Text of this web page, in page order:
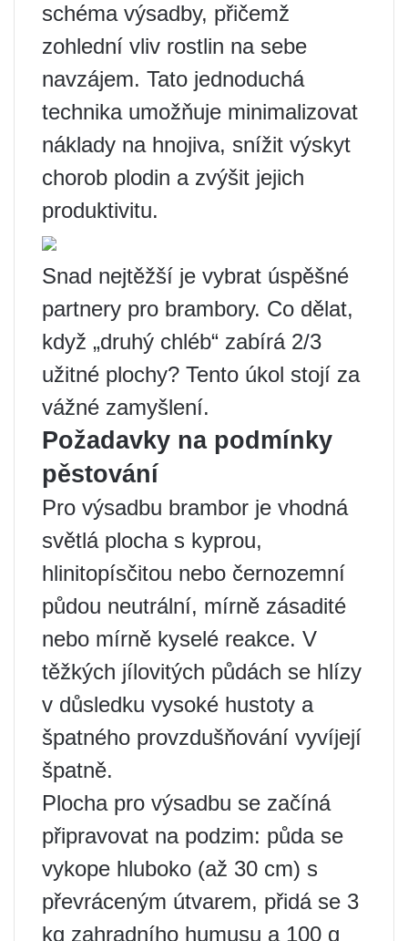
schéma výsadby, přičemž
zohlední vliv rostlin na sebe
navzájem. Tato jednoduchá
technika umožňuje minimalizovat
náklady na hnojiva, snížit výskyt
chorob plodin a zvýšit jejich
produktivitu.
Snad nejtěžší je vybrat úspěšné
partnery pro brambory. Co dělat,
když „druhý chléb“ zabírá 2/3
užitné plochy? Tento úkol stojí za
vážné zamyšlení.
Požadavky na podmínky
pěstování
Pro výsadbu brambor je vhodná
světlá plocha s kyprou,
hlinitopísčitou nebo černozemní
půdou neutrální, mírně zásadité
nebo mírně kyselé reakce. V
těžkých jílovitých půdách se hlízy
v důsledku vysoké hustoty a
špatného provzdušňování vyvíjejí
špatně.
Plocha pro výsadbu se začíná
připravovat na podzim: půda se
vykope hluboko (až 30 cm) s
převráceným útvarem, přidá se 3
kg zahradního humusu a 100 g